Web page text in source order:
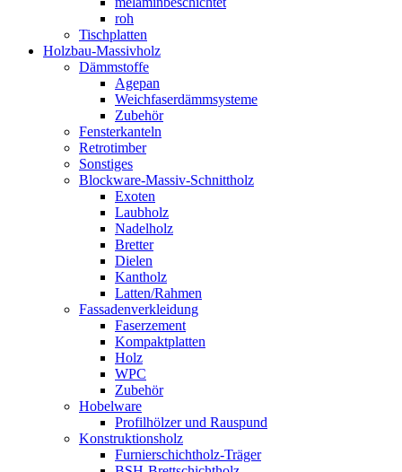
roh
Tischplatten
Holzbau-Massivholz
Dämmstoffe
Agepan
Weichfaserdämmsysteme
Zubehör
Fensterkanteln
Retrotimber
Sonstiges
Blockware-Massiv-Schnittholz
Exoten
Laubholz
Nadelholz
Bretter
Dielen
Kantholz
Latten/Rahmen
Fassadenverkleidung
Faserzement
Kompaktplatten
Holz
WPC
Zubehör
Hobelware
Profilhölzer und Rauspund
Konstruktionsholz
Furnierschichtholz-Träger